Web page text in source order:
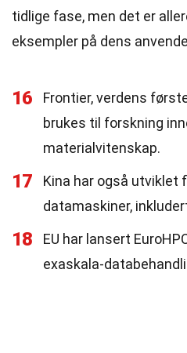
tidlige fase, men det er
eksempler på dens
16
Frontier, verdens
brukes til forskning
materialvitenskap.
17
Kina har også utviklet
datamaskiner,
18
EU har lansert
exaskala-